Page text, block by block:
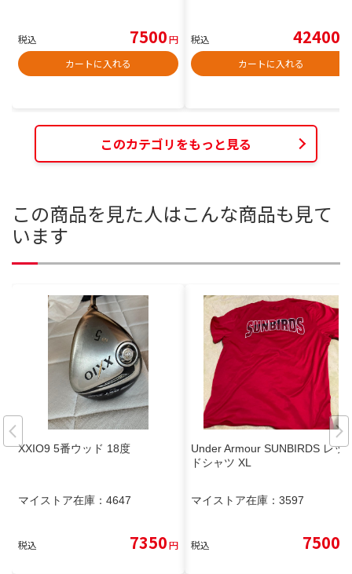
税込 7500円
カートに入れる
税込 42400
カートに入れる
このカテゴリをもっと見る
この商品を見た人はこんな商品も見て
います
XXIO9 5番ウッド 18度
マイストア在庫： 4647
税込 7350円
Under Armour SUNBIRDS レッ
ドシャツ XL
マイストア在庫： 3597
税込 7500